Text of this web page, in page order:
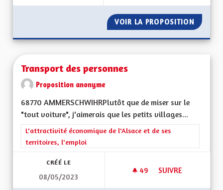
VOIR LA PROPOSITION UNE
Transport des personnes
Proposition anonyme
68770 AMMERSCHWIHRPlutôt que de miser sur le
"tout voiture", j'aimerais que les petits villages...
Filtrer les résultats de la catégorie : L'attractivité
L'attractivité économique de l'Alsace et de ses
territoires, l'emploi
CRÉÉ LE
08/05/2023
49 49 ABONNÉS
SUIVRE